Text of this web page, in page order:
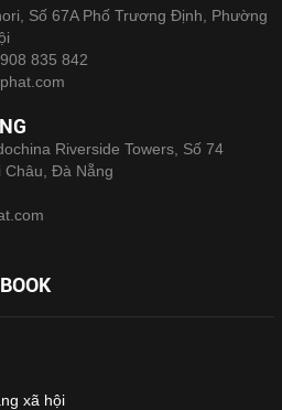
Số 67A Phố Trương Định, Phường
835 842
Riverside Towers, Số 74
Đà Nẵng
xã hội